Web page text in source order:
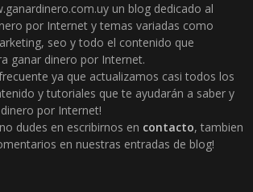
un blog dedicado al
por Internet y temas variadas como
seo y todo el contenido que
ganar dinero por Internet.
ya que actualizamos casi todos los
y tutoriales que te ayudarán a saber y
por Internet!
dudes en escribirnos en contacto, tambien
en nuestras entradas de blog!